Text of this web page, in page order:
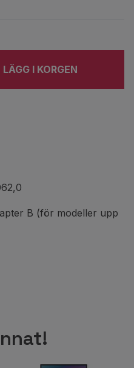
LÄGG I KORGEN
B (för modeller upp